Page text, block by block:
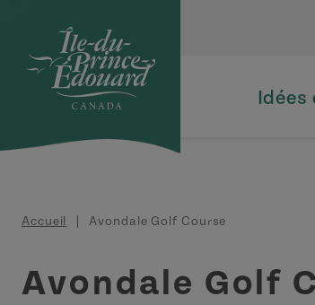
Idées
Fil d'Ariane
Accueil Avondale Golf Course
Avondale Golf